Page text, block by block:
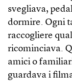
svegliava,
dormire. Ogni
raccogliere
ricominciava.
amici o
guardava i